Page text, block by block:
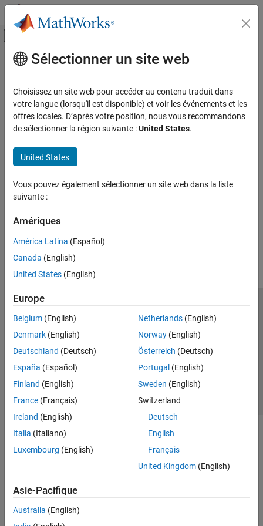
Passer au contenu
Activer/désactiver l'affichage du menu
Accueil de la documentation
FPGA, ASIC, and SoC Development
Contenu principal
How useful was this information?
Sélectionner un site web
Choisissez un site web pour accéder au contenu traduit dans
votre langue (lorsqu'il est disponible) et voir les événements et les
offres locales. D’après votre position, nous vous recommandons
de sélectionner la région suivante :United States.
United States
Vous pouvez également sélectionner un site web dans la liste
suivante :
Amériques
América Latina (Español)
Canada (English)
United States (English)
Europe
Belgium (English)
Denmark (English)
Deutschland (Deutsch)
España (Español)
Finland (English)
France (Français)
Ireland (English)
Italia (Italiano)
Luxembourg (English)
Netherlands(English)
Norway(English)
Österreich (Deutsch)
Portugal (English)
Sweden (English)
Switzerland
Deutsch
English
Français
United Kingdom(English)
Asie-Pacifique
Australia (English)
Lutte anti-piratage
Contacts locaux
© 1994-2026 The MathWorks, Inc.